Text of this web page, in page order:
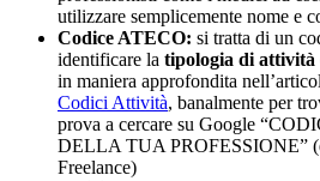
utilizzare semplicemente nome e
Codice ATECO: si tratta di un
identificare la tipologia di attività
in maniera approfondita
Codici Attività, banalmente per
prova a cercare su Google
DELLA TUA PROFESSIONE”
Freelance)